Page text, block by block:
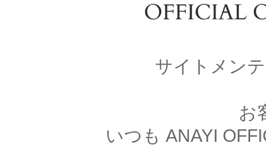
サイトメン
お
いつも ANAYI